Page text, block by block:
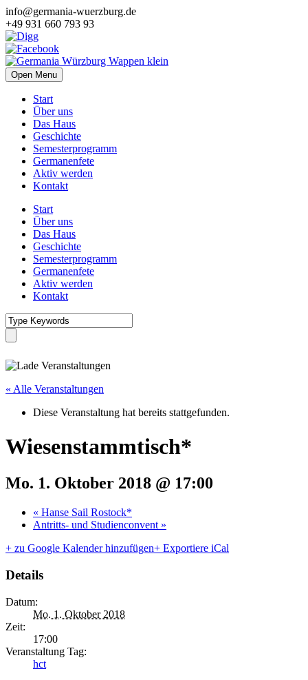
info@germania-wuerzburg.de
+49 931 660 793 93
Open Menu
Start
Über uns
Das Haus
Geschichte
Semesterprogramm
Germanenfete
Aktiv werden
Kontakt
Start
Über uns
Das Haus
Geschichte
Semesterprogramm
Germanenfete
Aktiv werden
Kontakt
« Alle Veranstaltungen
Diese Veranstaltung hat bereits stattgefunden.
Wiesenstammtisch*
Mo. 1. Oktober 2018 @ 17:00
« Hanse Sail Rostock*
Antritts- und Studienconvent »
+ zu Google Kalender hinzufügen+ Exportiere iCal
Details
Datum:
Mo. 1. Oktober 2018
Zeit:
17:00
Veranstaltung Tag:
hct